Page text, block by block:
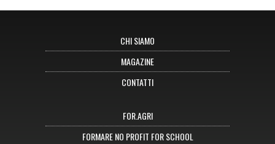
CHI SIAMO
MAGAZINE
CONTATTI
FOR.AGRI
FORMARE NO PROFIT FOR SCHOOL